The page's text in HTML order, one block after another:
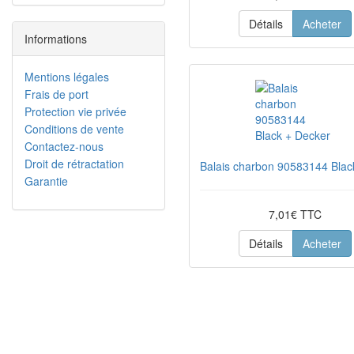
Détails
Acheter
Balais charbon 90583144
7,01€ TTC
Détails
Acheter
Informations
Mentions légales
Frais de port
Protection vie privée
Conditions de vente
Contactez-nous
Droit de rétractation
Garantie